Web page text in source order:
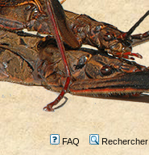
FAQ Rechercher